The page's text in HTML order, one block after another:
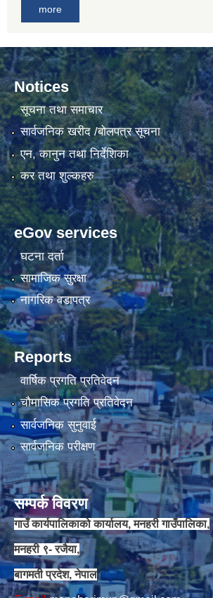
more
Notices
सूचना तथा समाचार
सार्वजनिक खरीद /बोलपत्र सूचना
एन, कानुन तथा निर्देशिका
कर तथा शुल्कहरु
eGov services
घटना दर्ता
सामाजिक सुरक्षा
नागरिक वडापत्र
Reports
वार्षिक प्रगति प्रतिवेदन
चौमासिक प्रगति प्रतिवेदन
सार्वजनिक सुनुवाई
सार्वजनिक परीक्षण
सम्पर्क विवरण
गाउँ कार्यपालिकाको कार्यालय, मनहरी गाउँपालिका,
मनहरी ९- रजैया,
बागमती प्रदेश, नेपाल